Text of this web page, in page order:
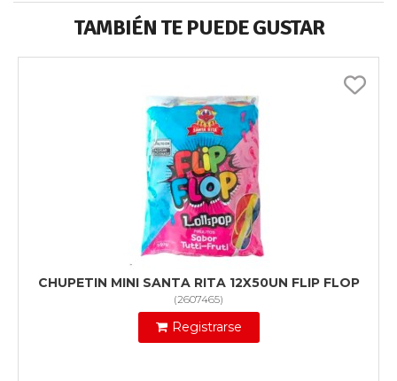
TAMBIÉN TE PUEDE GUSTAR
CHUPETIN MINI SANTA RITA 12X50UN FLIP FLOP
(2607465)
Registrarse